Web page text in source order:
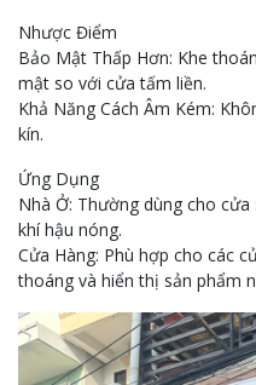
Nhược Điểm
Bảo Mật Thấp Hơn: Khe
mật so với cửa tấm liền.
Khả Năng Cách Âm Kém:
kín.
Ứng Dụng
Nhà Ở: Thường dùng cho
khí hậu nóng.
Cửa Hàng: Phù hợp cho các
thoáng và hiển thị sản phẩm